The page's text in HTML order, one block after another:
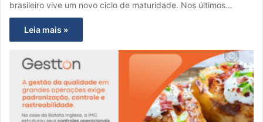
brasileiro vive um novo ciclo de maturidade. Nos últimos…
Leia mais »